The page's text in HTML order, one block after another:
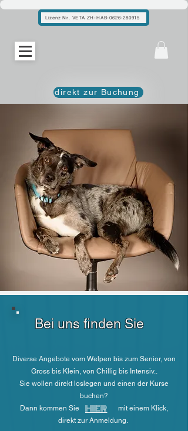
Lizenz Nr. VETA ZH-HAB-0626-280915
direkt zur Buchung
Bei uns finden Sie
Diverse Angebote vom Welpen bis zum Senior, von
Gross bis Klein, von Chillig bis Intensiv..
Sie wollen direkt loslegen und einen der Kurse
buchen?
Dann kommen Sie mit einem Klick,
direkt zur Anmeldung.
HIER